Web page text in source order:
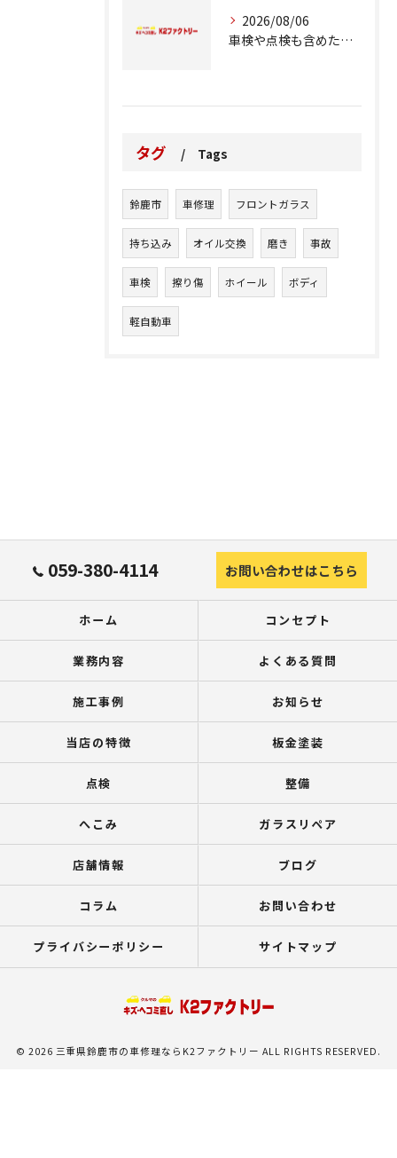
2026/08/06
車検や点検も含めた車修理の重要ポイント解説
タグ Tags
鈴鹿市 車修理 フロントガラス
持ち込み オイル交換 磨き 事故
車検 擦り傷 ホイール ボディ
軽自動車
059-380-4114 お問い合わせはこちら
ホーム コンセプト
業務内容 よくある質問
施工事例 お知らせ
当店の特徴 板金塗装
点検 整備
へこみ ガラスリペア
店舗情報 ブログ
コラム お問い合わせ
プライバシーポリシー サイトマップ
© 2026 三重県鈴鹿市の車修理ならK2ファクトリー ALL RIGHTS RESERVED.